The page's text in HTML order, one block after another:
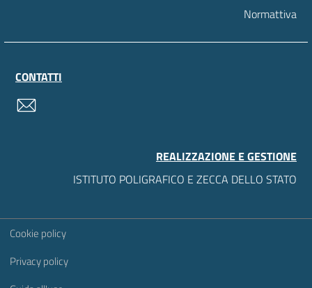
Normattiva
CONTATTI
REALIZZAZIONE E GESTIONE
ISTITUTO POLIGRAFICO E ZECCA DELLO STATO
Sezione Link Utili
Cookie policy
Privacy policy